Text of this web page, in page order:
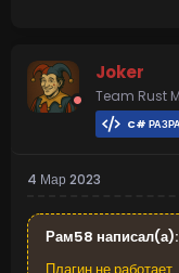
Joker
Team Rust
C#
4 Мар 2023
Рам58 написал(а):